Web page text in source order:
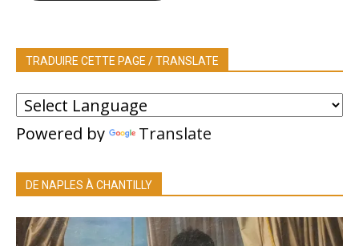
TRADUIRE CETTE PAGE / TRANSLATE
Powered by Translate
DE NAPLES À CHANTILLY